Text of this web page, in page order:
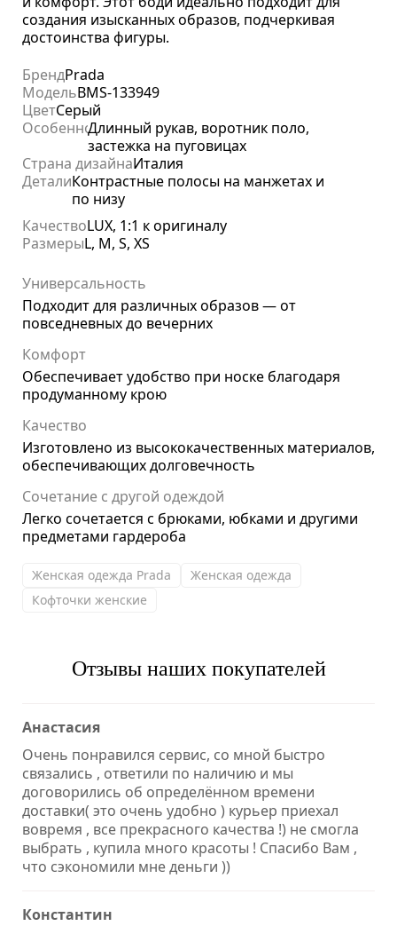
создания изысканных образов, подчеркивая
достоинства фигуры.
БрендPrada
МодельBMS-133949
ЦветСерый
ОсобенностиДлинный рукав, воротник поло,
застежка на пуговицах
Страна дизайнаИталия
ДеталиКонтрастные полосы на манжетах и
по низу
КачествоLUX, 1:1 к оригиналу
РазмерыL, M, S, XS
Универсальность
Подходит для различных образов — от
повседневных до вечерних
Комфорт
Обеспечивает удобство при носке благодаря
продуманному крою
Качество
Изготовлено из высококачественных материалов,
обеспечивающих долговечность
Сочетание с другой одеждой
Легко сочетается с брюками, юбками и другими
предметами гардероба
Женская одежда Prada
Женская одежда
Кофточки женские
Отзывы наших покупателей
Анастасия
Очень понравился сервис, со мной быстро
связались , ответили по наличию и мы
договорились об определённом времени
доставки( это очень удобно ) курьер приехал
вовремя , все прекрасного качества !) не смогла
выбрать , купила много красоты ! Спасибо Вам ,
что сэкономили мне деньги ))
Константин